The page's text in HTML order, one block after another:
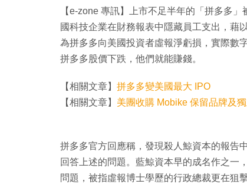
【e-zone 專訊】上市不足半年的「拼多多
國科技企業在財務報表中隱藏員工支出，藉
為拼多多向美國投資者虛報淨虧損，實際數
拼多多股價下跌，他們就能賺錢。
【相關文章】 拼多多變美國最大 IPO
【相關文章】 美團收購 Mobike 保留品牌及
拼多多官方回應稱，發現殺人鯨資本的報告
回答上述的問題。藍鯨資本早的成名作之一
問題，被指虛報博士學歷的行政總裁更在狙